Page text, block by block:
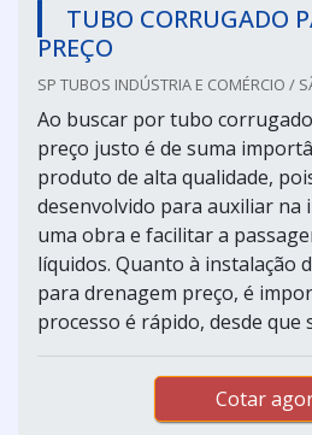
TUBO CORRUGADO
PREÇO
SP TUBOS INDÚSTRIA E COMÉRCIO /
Ao buscar por tubo
preço justo é de suma
produto de alta qualidade,
desenvolvido para auxiliar
uma obra e facilitar a
líquidos. Quanto à instalação
para drenagem preço, é
processo é rápido, desde que
Cotar